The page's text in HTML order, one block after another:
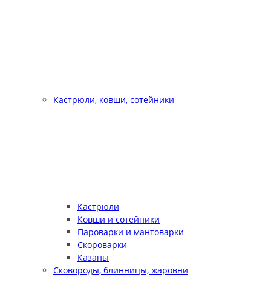
Кастрюли, ковши, сотейники
Кастрюли
Ковши и сотейники
Пароварки и мантоварки
Скороварки
Казаны
Сковороды, блинницы, жаровни